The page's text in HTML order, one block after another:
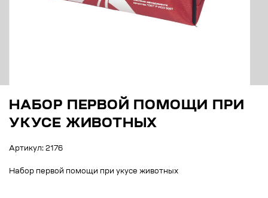
НАБОР ПЕРВОЙ ПОМОЩИ ПРИ
УКУСЕ ЖИВОТНЫХ
Артикул: 2176
Набор первой помощи при укусе животных